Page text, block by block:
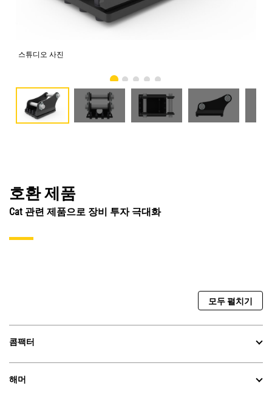
스튜디오 사진
호환 제품
Cat 관련 제품으로 장비 투자 극대화
모두 펼치기
콤팩터
해머